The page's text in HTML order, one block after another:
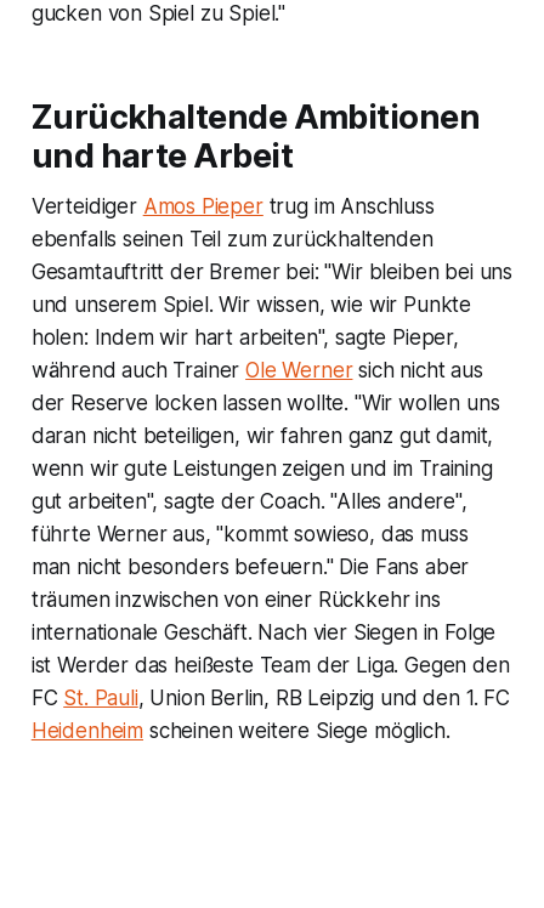
gucken von Spiel zu Spiel."
Zurückhaltende Ambitionen
und harte Arbeit
Verteidiger Amos Piepertrug im Anschluss
ebenfalls seinen Teil zum zurückhaltenden
Gesamtauftritt der Bremer bei: "Wir bleiben bei uns
und unserem Spiel. Wir wissen, wie wir Punkte
holen: Indem wir hart arbeiten", sagte Pieper,
während auch TrainerOle Wernersich nicht aus
der Reserve locken lassen wollte. "Wir wollen uns
daran nicht beteiligen, wir fahren ganz gut damit,
wenn wir gute Leistungen zeigen und im Training
gut arbeiten", sagte der Coach. "Alles andere",
führte Werner aus, "kommt sowieso, das muss
man nicht besonders befeuern." Die Fans aber
träumen inzwischen von einer Rückkehr ins
internationale Geschäft. Nach vier Siegen in Folge
ist Werder das heißeste Team der Liga. Gegen den
FC St. Pauli, Union Berlin, RB Leipzig und den 1. FC
Heidenheim scheinen weitere Siege möglich.